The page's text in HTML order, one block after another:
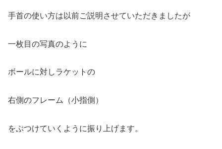
手首の使い方は以前ご説明させていただきましたが
一枚目の写真のように
ボールに対しラケットの
右側のフレーム（小指側）
をぶつけていくように振り上げます。